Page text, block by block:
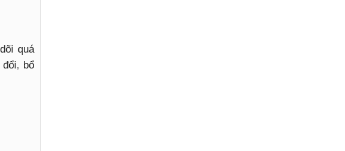
quá
bổ